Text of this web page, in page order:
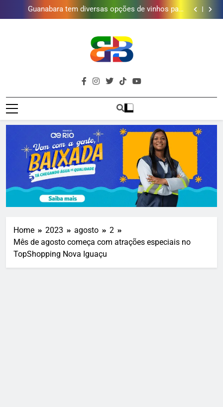
de água por ano na Baixada Fluminense
Guanabara tem diversas opções de vinhos para
presentear o seu pai. Descubra como escolher o que
Gastro Samba reúne Nosso Sentimento e Gustavo
vinho em campanha de Dia dos Pais
Obra garante a preservação de 190 milhões de litros
de água por ano na Baixada Fluminense
Guanabara tem diversas opções de vinhos para
presentear o seu pai. Descubra como escolher o que
mais combina com ele
Gastro Samba reúne Nosso Sentimento e Gustavo
Lins em Nova Iguaçu neste fim de semana
Shopping Grande Rio sorteia MacBook e oferece
de água por ano na Baixada Fluminense
Brava
Baixada
Baixada Fluminense Em Destaque!
Home 2023 agosto
2
Mês de agosto começa com atrações especiais no
TopShopping Nova Iguaçu